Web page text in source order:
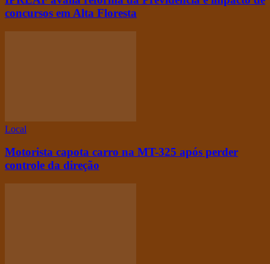
concursos em Alta Floresta
Local
Motorista capota carro na MT-325 após perder
controle da direção